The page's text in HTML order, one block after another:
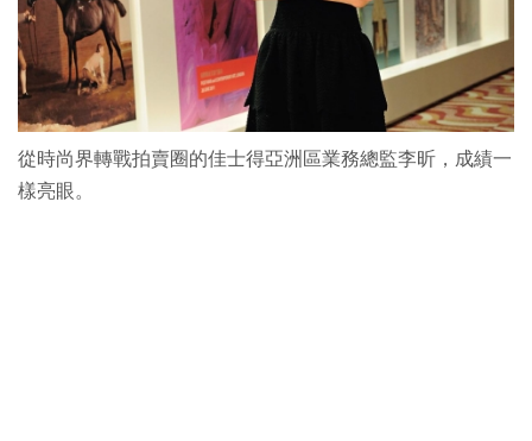
從時尚界轉戰拍賣圈的佳士得亞洲區業務總監李昕，成績一
樣亮眼。